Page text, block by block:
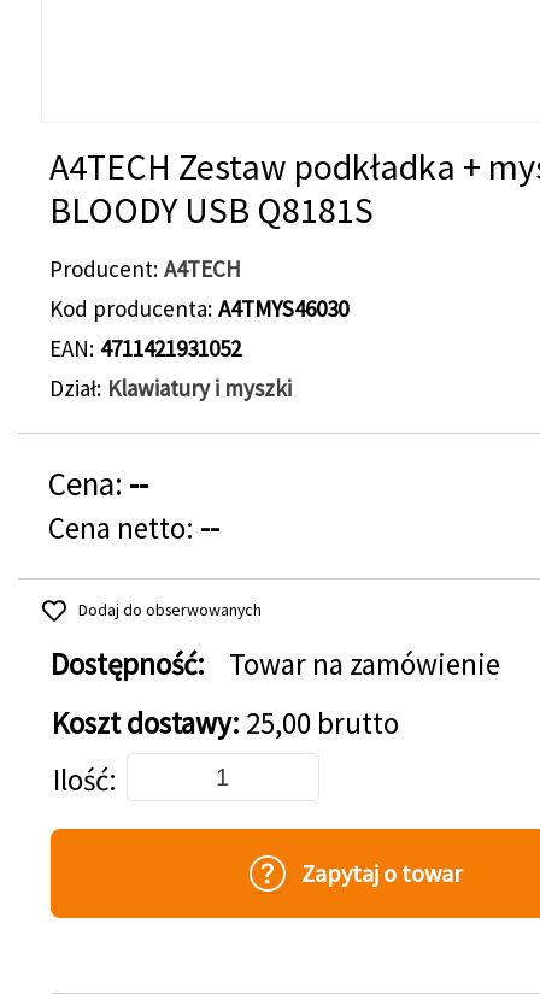
A4TECH Zestaw podkładka +
BLOODY USB Q8181S
Producent A4TECH
Kod producenta A4TMYS46030
EAN 4711421931052
Dział Klawiatury i myszki
Cena: --
Cena netto: --
Dodaj do obserwowanych
Dostępność:
Towar na zamówienie
Koszt dostawy: 25,00 brutto
Dodaj do koszyka
Ilość
Zapytaj o towar